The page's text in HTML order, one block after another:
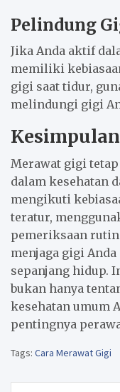
Pelindung
Jika Anda aktif
memiliki
gigi saat tidur,
melindungi gigi
Kesimpulan
Merawat gigi
dalam kesehatan
mengikuti
teratur,
pemeriksaan
menjaga gigi
sepanjang hidup.
bukan hanya
kesehatan umum
pentingnya
Tags: Cara Merawat Gigi